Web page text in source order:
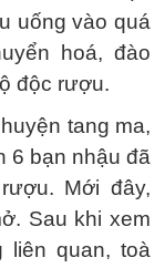
uống vào quá
hoá, đào
độc rượu.
tang ma,
6 bạn nhậu đã
Mới đây,
Sau khi xem
liên quan, toà